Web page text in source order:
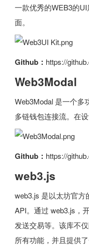
一款优秀的WEB3的
面。
Github： https://
Web3Modal
Web3Modal 是一个多
多链钱包连接流。在
Github： https://
web3.js
web3.js 是以太坊官
API。通过 web3.js，
发送交易等。该库不
所有功能，并且提供